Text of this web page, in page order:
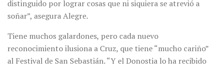
distinguido por lograr cosas que ni siquiera se atrevió a
soñar”, asegura Alegre.
Tiene muchos galardones, pero cada nuevo
reconocimiento ilusiona a Cruz, que tiene “mucho cariño”
al Festival de San Sebastián. “Y el Donostia lo ha recibido